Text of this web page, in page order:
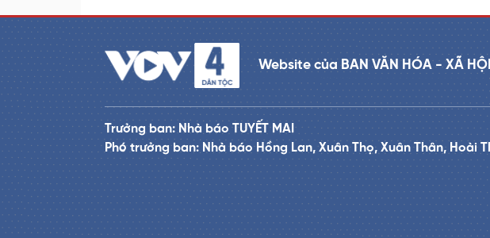
Website của BAN VĂN HÓA - XÃ
Trưởng ban: Nhà báo TUYẾT MAI
Phó trưởng ban: Nhà báo Hồng Lan, Xuân Thọ, Xuân Thân, Hoài